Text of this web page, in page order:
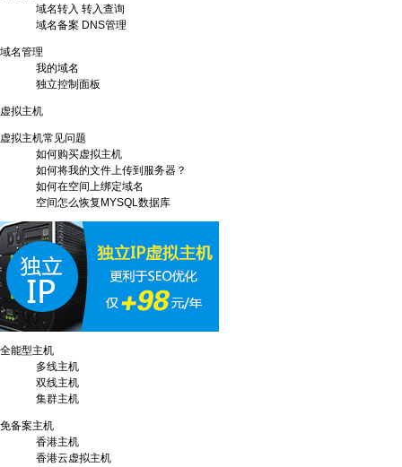
域名转入 转入查询
域名备案 DNS管理
域名管理
我的域名
独立控制面板
虚拟主机
虚拟主机常见问题
如何购买虚拟主机
如何将我的文件上传到服务器？
如何在空间上绑定域名
空间怎么恢复MYSQL数据库
全能型主机
多线主机
双线主机
集群主机
免备案主机
香港主机
香港云虚拟主机